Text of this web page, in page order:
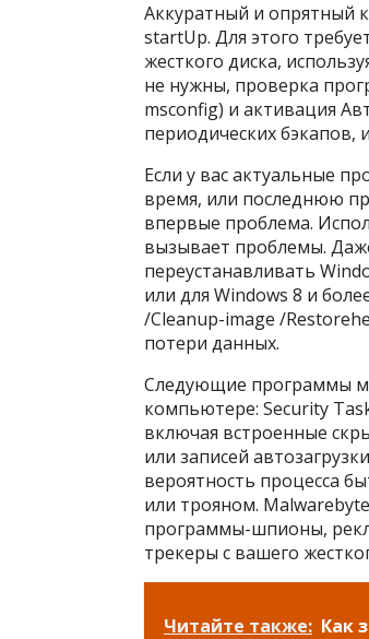
Аккуратный и опрятный
startUp. Для этого
жесткого диска,
не нужны, проверка
msconfig) и активация
периодических бэкапов,
Если у вас актуальные
время, или последнюю
впервые проблема.
вызывает проблемы.
переустанавливать
или для Windows 8 и
/Cleanup-image /
потери данных.
Следующие программы
компьютере: Security
включая встроенные
или записей
вероятность процесса
или трояном.
программы-шпионы,
трекеры с вашего
Читайте также: Как